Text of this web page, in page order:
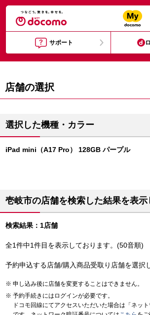
サポート
店舗の選択
選択した機種・カラー
iPad mini（A17 Pro） 128GB パープル
壱岐市の店舗を検索した結果を表
検索結果：1店舗
全1件中1件目を表示しております。(50音順)
予約申込する店舗/購入商品受取り店舗を選択
申し込み後に店舗を変更することはできません。
予約手続きにはログインが必要です。
ドコモ回線にてアクセスいただいた場合は「ネッ